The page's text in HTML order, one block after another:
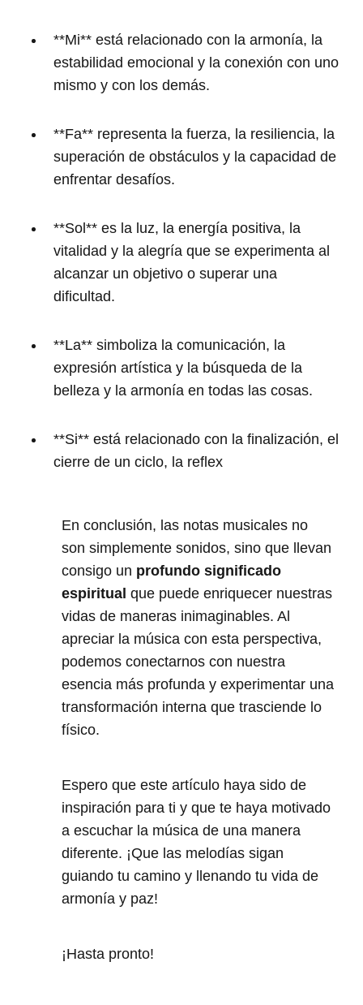
**Mi** está relacionado con la armonía, la
estabilidad emocional y la conexión con uno
mismo y con los demás.
**Fa** representa la fuerza, la resiliencia, la
superación de obstáculos y la capacidad de
enfrentar desafíos.
**Sol** es la luz, la energía positiva, la
vitalidad y la alegría que se experimenta al
alcanzar un objetivo o superar una
dificultad.
**La** simboliza la comunicación, la
expresión artística y la búsqueda de la
belleza y la armonía en todas las cosas.
**Si** está relacionado con la finalización, el
cierre de un ciclo, la reflex
En conclusión, las notas musicales no
son simplemente sonidos, sino que llevan
consigo un profundo significado
espiritual que puede enriquecer nuestras
vidas de maneras inimaginables. Al
apreciar la música con esta perspectiva,
podemos conectarnos con nuestra
esencia más profunda y experimentar una
transformación interna que trasciende lo
físico.
Espero que este artículo haya sido de
inspiración para ti y que te haya motivado
a escuchar la música de una manera
diferente. ¡Que las melodías sigan
guiando tu camino y llenando tu vida de
armonía y paz!
¡Hasta pronto!